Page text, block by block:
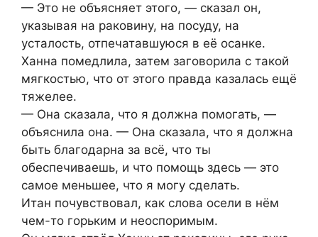
— Это не объясняет этого, — сказал он,
указывая на раковину, на посуду, на
усталость, отпечатавшуюся в её осанке.
Ханна помедлила, затем заговорила с такой
мягкостью, что от этого правда казалась ещё
тяжелее.
— Она сказала, что я должна помогать, —
объяснила она. — Она сказала, что я должна
быть благодарна за всё, что ты
обеспечиваешь, и что помощь здесь — это
самое меньшее, что я могу сделать.
Итан почувствовал, как слова осели в нём
чем-то горьким и неоспоримым.